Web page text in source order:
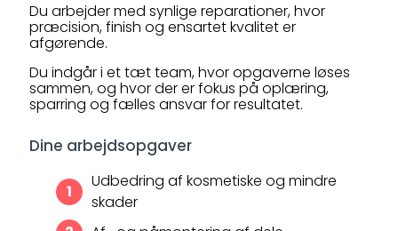
Du arbejder med synlige reparationer, hvor
præcision, finish og ensartet kvalitet er
afgørende.
Du indgår i et tæt team, hvor opgaverne løses
sammen, og hvor der er fokus på oplæring,
sparring og fælles ansvar for resultatet.
Dine arbejdsopgaver
Udbedring af kosmetiske og mindre
skader